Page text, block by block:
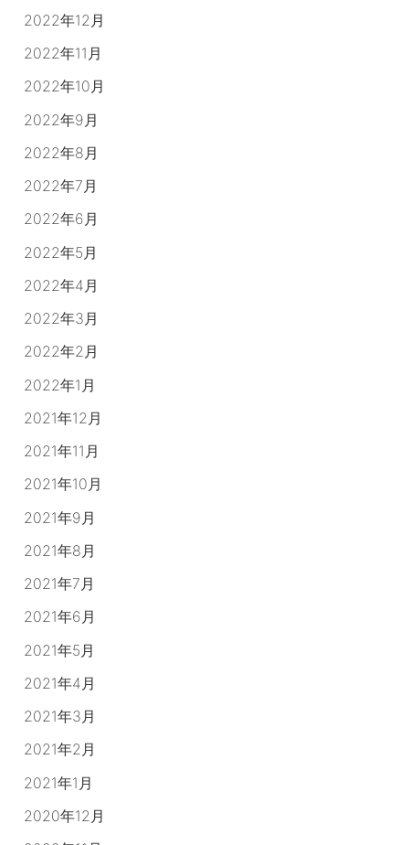
2022年12月
2022年11月
2022年10月
2022年9月
2022年8月
2022年7月
2022年6月
2022年5月
2022年4月
2022年3月
2022年2月
2022年1月
2021年12月
2021年11月
2021年10月
2021年9月
2021年8月
2021年7月
2021年6月
2021年5月
2021年4月
2021年3月
2021年2月
2021年1月
2020年12月